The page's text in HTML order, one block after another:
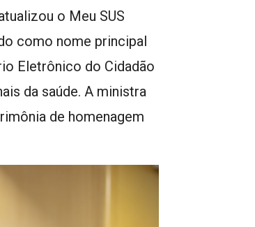
o Meu SUS
como nome principal
Eletrônico do Cidadão
da saúde. A ministra
de homenagem